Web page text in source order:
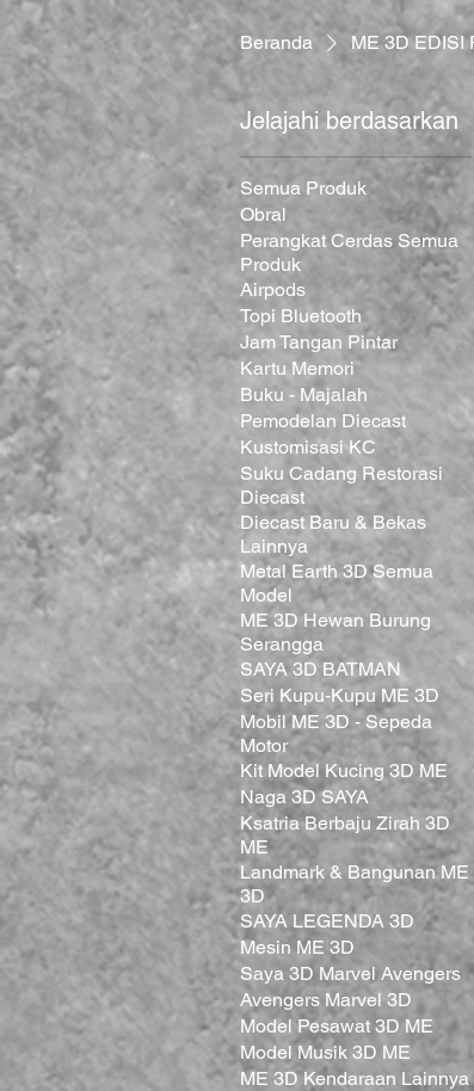
Beranda ME 3D EDISI
Jelajahi berdasarkan
Semua Produk
Obral
Perangkat Cerdas Semua
Produk
Airpods
Topi Bluetooth
Jam Tangan Pintar
Kartu Memori
Buku - Majalah
Pemodelan Diecast
Kustomisasi KC
Suku Cadang Restorasi
Diecast
Diecast Baru & Bekas
Lainnya
Metal Earth 3D Semua
Model
ME 3D Hewan Burung
Serangga
SAYA 3D BATMAN
Seri Kupu-Kupu ME 3D
Mobil ME 3D - Sepeda
Motor
Kit Model Kucing 3D ME
Naga 3D SAYA
Ksatria Berbaju Zirah 3D
ME
Landmark & Bangunan ME
3D
SAYA LEGENDA 3D
Mesin ME 3D
Saya 3D Marvel Avengers
Avengers Marvel 3D
Model Pesawat 3D ME
Model Musik 3D ME
ME 3D Kendaraan Lainnya